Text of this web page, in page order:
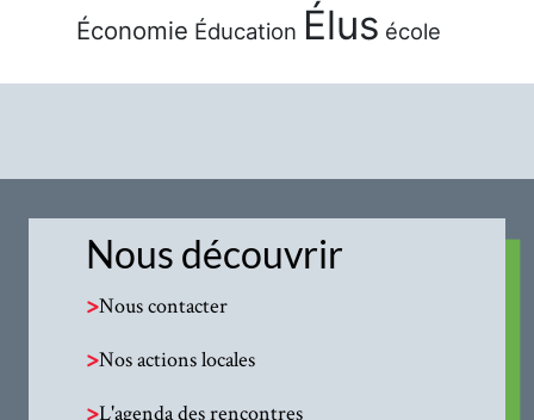
Économie Éducation Élus école
Nous découvrir
>Nous contacter
>Nos actions locales
>L'agenda des rencontres